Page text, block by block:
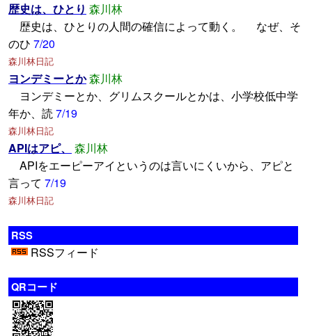
歴史は、ひとり 森川林
歴史は、ひとりの人間の確信によって動く。 なぜ、そ
のひ 7/20
森川林日記
ヨンデミーとか森川林
ヨンデミーとか、グリムスクールとかは、小学校低中学
年か、読7/19
森川林日記
APIはアピ、
森川林
APIをエーピーアイというのは言いにくいから、アピと
言って 7/19
森川林日記
RSS
RSSフィード
QRコード